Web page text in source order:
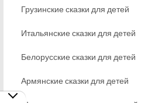
Грузинские сказки для детей
Итальянские сказки для детей
Белорусские сказки для детей
Армянские сказки для детей